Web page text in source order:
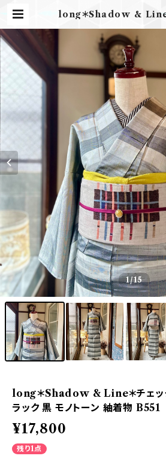
long＊Shadow & Line
ン 紬着物 B551 |
1/15
long＊Shadow & Line＊チェッ
ラック 黒 モノトーン 紬着物 B551
¥17,800
残り1点